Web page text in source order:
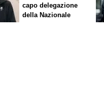
capo delegazione
della Nazionale